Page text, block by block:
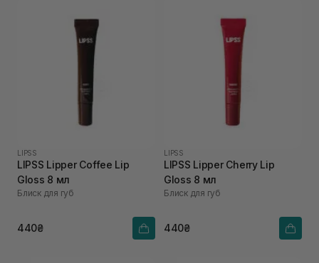
LIPSS
LIPSS Lipper Coffee Lip
Gloss 8 мл
Блиск для губ
440₴
LIPSS
LIPSS Lipper Cherry Lip
Gloss 8 мл
Блиск для губ
440₴